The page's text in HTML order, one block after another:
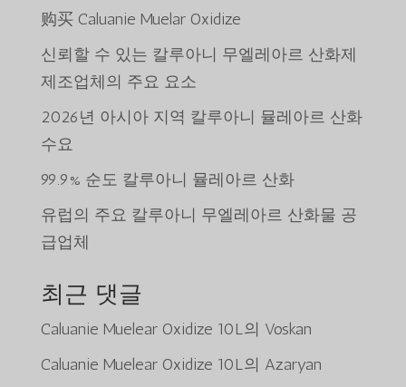
购买 Caluanie Muelar Oxidize
신뢰할 수 있는 칼루아니 무엘레아르 산화제
제조업체의 주요 요소
2026년 아시아 지역 칼루아니 뮬레아르 산화
수요
99.9% 순도 칼루아니 뮬레아르 산화
유럽의 주요 칼루아니 무엘레아르 산화물 공
급업체
최근 댓글
Caluanie Muelear Oxidize 10L의 Voskan
Caluanie Muelear Oxidize 10L의 Azaryan